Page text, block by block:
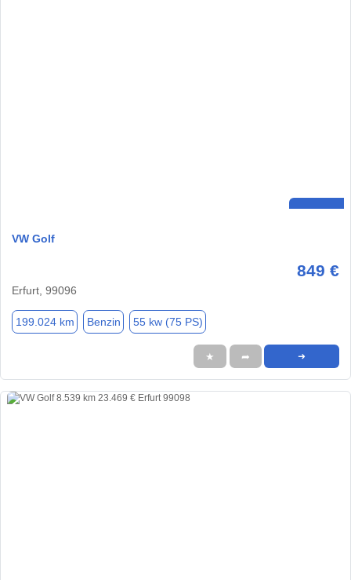
VW Golf
849 €
Erfurt, 99096
199.024 km Benzin 55 kw (75 PS)
★ ➦ ➜